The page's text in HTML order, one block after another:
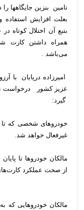
تامین بنزین جایگاهها
بعلت افزایش
بتبع آن اختلال کوتاه
همراه داشتن کارت
می‌باشد .
امیرزاده درپایان با
عزیز کشور درخواست
گیرد:
از صحت عملکرد
مالکان خودرو‌هایی که